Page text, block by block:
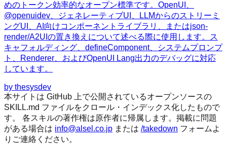
めのトークン効率的なオープン標準です。OpenUI、
@openuidev、ジェネレーティブUI、LLMからのストリーミ
ングUI、AI向けコンポーネントライブラリ、またはjson-
render/A2UIの置き換えについて述べる際に使用します。ス
キャフォルディング、defineComponent、システムプロンプ
ト、Renderer、およびOpenUI Lang出力のデバッグに対応
しています。
by thesysdev
本サイトは GitHub 上で公開されているオープンソースの
SKILL.md ファイルをクロール・インデックス化したもので
す。 各スキルの著作権は原作者に帰属します。掲載に問題
がある場合は info@alsel.co.jp または /takedown フォームよ
りご連絡ください。